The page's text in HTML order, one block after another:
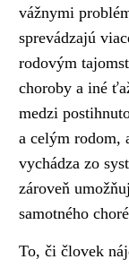
vážnymi
sprevádzajú
rodovým
choroby a iné
medzi
a celým rodom,
vychádza zo
zároveň
samotného
To, či človek